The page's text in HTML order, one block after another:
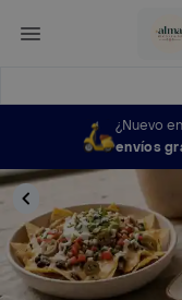
¿Nuevo
envíos